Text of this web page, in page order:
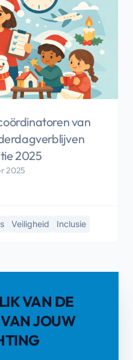
van
2025
2025
Veiligheid Inclusie
VAN DE
JOUW